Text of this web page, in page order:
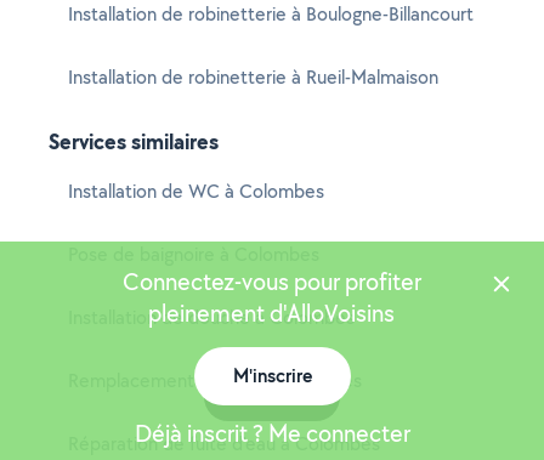
Installation de robinetterie à Boulogne-Billancourt
Installation de robinetterie à Rueil-Malmaison
Services similaires
Installation de WC à Colombes
Installation de douche à Colombes
Remplacement de WC à Colombes
Réparation de fuite d'eau à Colombes
Connectez-vous pour profiter
pleinement d'AlloVoisins
M'inscrire
Déjà inscrit ? Me connecter